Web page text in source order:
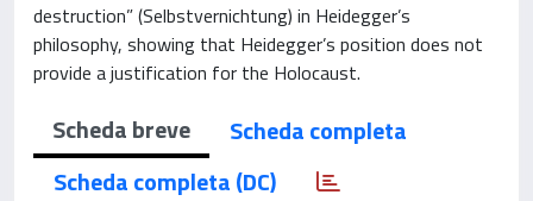
destruction” (Selbstvernichtung) in Heidegger’s
philosophy, showing that Heidegger’s position does not
provide a justification for the Holocaust.
Scheda breve
Scheda completa
Scheda completa (DC)